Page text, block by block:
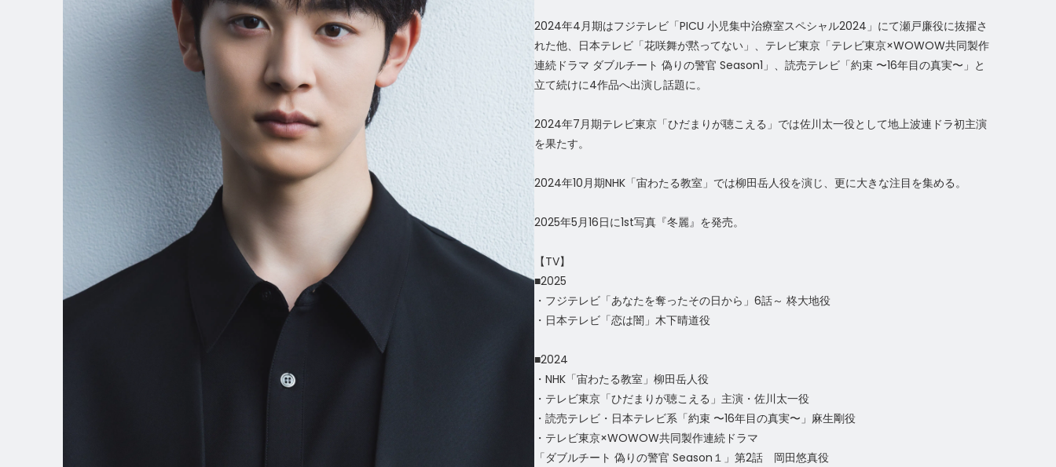
2024年4月期はフジテレビ「PICU 小児集中治療室スペシャル2024」にて瀬戸廉役に抜擢さ
れた他、日本テレビ「花咲舞が黙ってない」、テレビ東京「テレビ東京×WOWOW共同製作
連続ドラマ ダブルチート 偽りの警官 Season1」、読売テレビ「約束 〜16年目の真実〜」と
立て続けに4作品へ出演し話題に。
2024年7月期テレビ東京「ひだまりが聴こえる」では佐川太一役として地上波連ドラ初主演
を果たす。
2024年10月期NHK「宙わたる教室」では柳田岳人役を演じ、更に大きな注目を集める。
2025年5月16日に1st写真『冬麗』を発売。
【TV】
■2025
・フジテレビ「あなたを奪ったその日から」6話～ 柊大地役
・日本テレビ「恋は闇」木下晴道役
■2024
・NHK「宙わたる教室」柳田岳人役
・テレビ東京「ひだまりが聴こえる」主演・佐川太一役
・読売テレビ・日本テレビ系「約束 〜16年目の真実〜」麻生剛役
・テレビ東京×WOWOW共同製作連続ドラマ
「ダブルチート 偽りの警官 Season１」第2話 岡田悠真役